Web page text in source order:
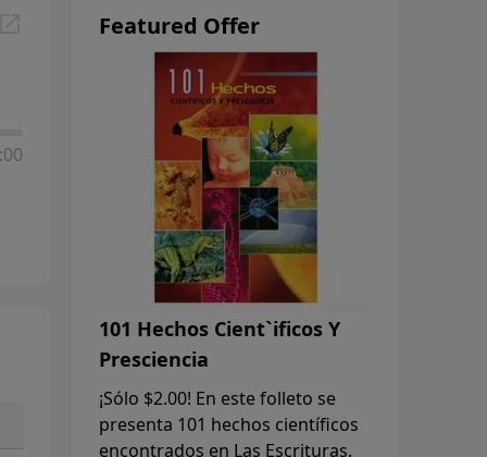
Featured Offer
101 Hechos Cient`ificos Y
Presciencia
¡Sólo $2.00! En este folleto se
presenta 101 hechos científicos
encontrados en Las Escrituras.